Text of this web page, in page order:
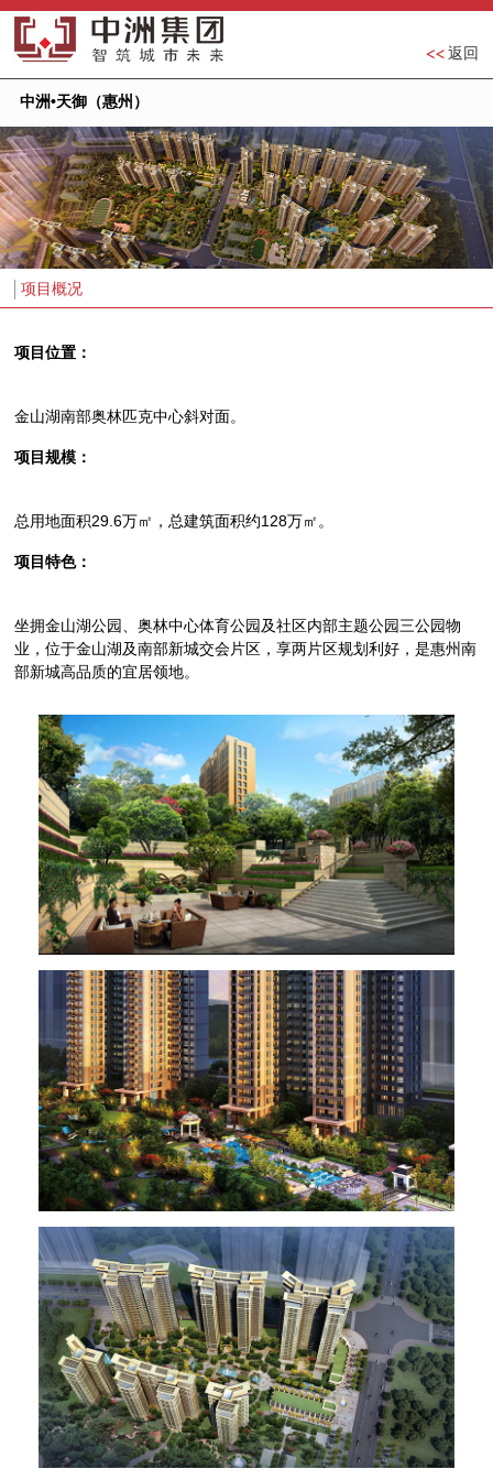
返回
中洲•天御（惠州）
项目概况
项目位置：
金山湖南部奥林匹克中心斜对面。
项目规模：
总用地面积29.6万㎡，总建筑面积约128万㎡。
项目特色：
坐拥金山湖公园、奥林中心体育公园及社区内部主题公园三公园物
业，位于金山湖及南部新城交会片区，享两片区规划利好，是惠州南
部新城高品质的宜居领地。